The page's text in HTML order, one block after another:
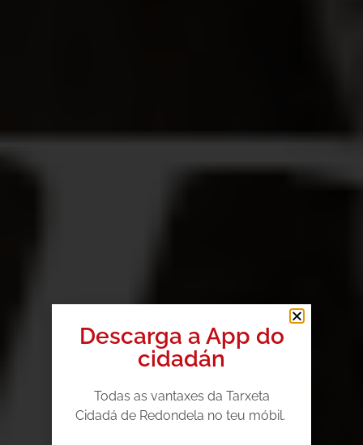
Descarga a App do
cidadán
Todas as vantaxes da Tarxeta
Cidadá de Redondela no teu móbil.